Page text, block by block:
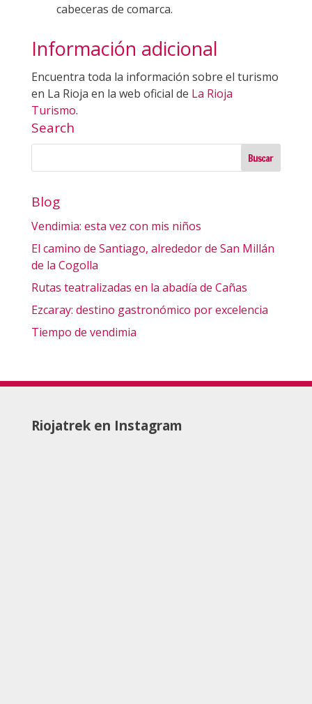
cabeceras de comarca.
Información adicional
Encuentra toda la información sobre el turismo
en La Rioja en la web oficial de La Rioja
Turismo.
Search
Blog
Vendimia: esta vez con mis niños
El camino de Santiago, alrededor de San Millán
de la Cogolla
Rutas teatralizadas en la abadía de Cañas
Ezcaray: destino gastronómico por excelencia
Tiempo de vendimia
Riojatrek en Instagram